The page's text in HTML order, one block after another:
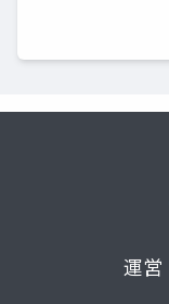
運営